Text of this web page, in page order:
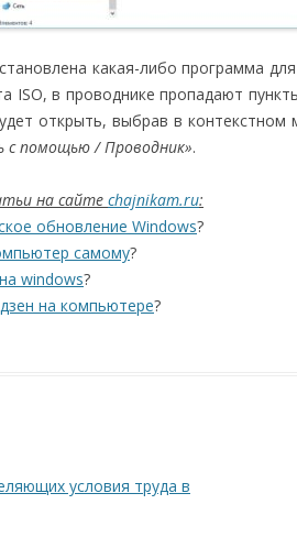
какая-либо программа
ISO, в проводнике пропадают
открыть, выбрав в
помощью / Проводник».
на сайте chajnikam.ru:
обновление Windows?
самому?
windows?
на компьютере?
условия труда в